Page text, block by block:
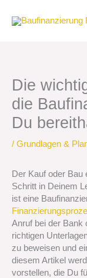
Inhalt
Die
die
Du
/ Grundlagen &
Der Kauf oder Bau
Schritt in Deinem
ist eine
Anruf bei der Bank
richtigen
zu beweisen und
diesem Artikel
vorstellen, die Du